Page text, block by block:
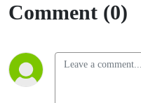
Comment (0)